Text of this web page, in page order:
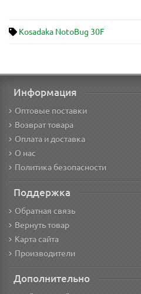
Kosadaka NotoBug 30F
Информация
Оптовые поставки
Возврат товара
Оплата и доставка
О нас
Политика безопасности
Поддержка
Обратная связь
Вернуть товар
Карта сайта
Производители
Дополнительно